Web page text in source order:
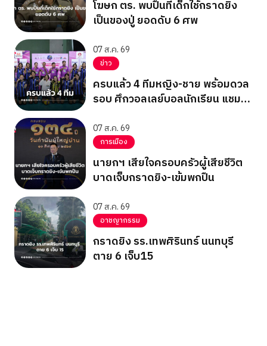
โฆษก ตร. พบปืนที่เด็กใช้กราดยิง
เป็นของปู่ ยอดดับ 6 ศพ
07 ส.ค. 69
ข่าว
ครบแล้ว 4 ทีมหญิง-ชาย พร้อมดวล
รอบ ศึกวอลเลย์บอลนักเรียน แชมป์
07 ส.ค. 69
การเมือง
นายกฯ เสียใจครอบครัวผู้เสียชีวิต
บาดเจ็บกราดยิง-เข้มพกปืน
07 ส.ค. 69
อาชญากรรม
กราดยิง รร.เทพศิรินทร์ นนทบุรี
ตาย 6 เจ็บ15